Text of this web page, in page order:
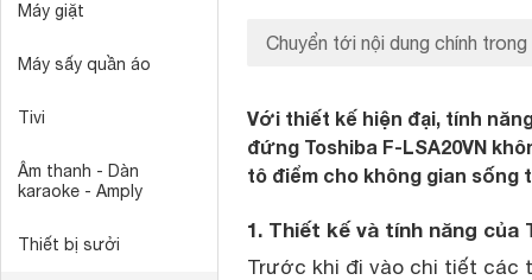
Máy giặt
Máy sấy quần áo
Tivi
Âm thanh - Dàn
karaoke - Amply
Thiết bị sưởi
Chuyển tới nội dung chính trong
Với thiết kế hiện đại, tính
đứng Toshiba F-LSA20VN
tô điểm cho không gian sống
1. Thiết kế và tính năng của
Trước khi đi vào chi tiết các